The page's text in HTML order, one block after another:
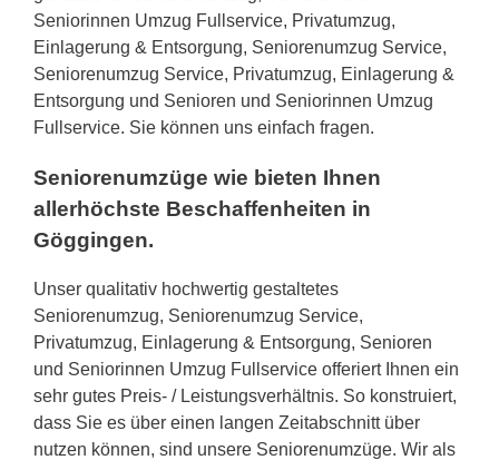
Seniorinnen Umzug Fullservice, Privatumzug,
Einlagerung & Entsorgung, Seniorenumzug Service,
Seniorenumzug Service, Privatumzug, Einlagerung &
Entsorgung und Senioren und Seniorinnen Umzug
Fullservice. Sie können uns einfach fragen.
Seniorenumzüge wie bieten Ihnen
allerhöchste Beschaffenheiten in
Göggingen.
Unser qualitativ hochwertig gestaltetes
Seniorenumzug, Seniorenumzug Service,
Privatumzug, Einlagerung & Entsorgung, Senioren
und Seniorinnen Umzug Fullservice offeriert Ihnen ein
sehr gutes Preis- / Leistungsverhältnis. So konstruiert,
dass Sie es über einen langen Zeitabschnitt über
nutzen können, sind unsere Seniorenumzüge. Wir als